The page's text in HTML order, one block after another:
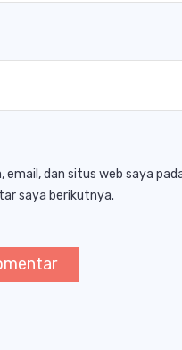
email, dan situs web saya
saya berikutnya.